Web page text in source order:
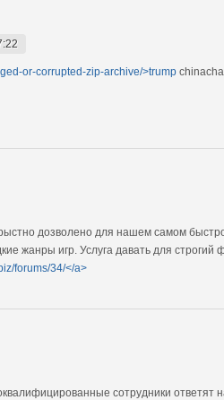
or-corrupted-zip-archive/>trump
дозволено для нашем самом
жанры игр. Услуга давать для строгий
forums/34/</a>
сотрудники ответят